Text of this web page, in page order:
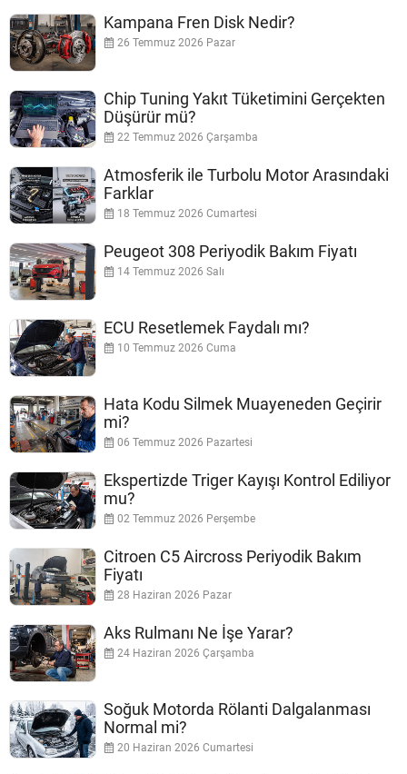
Kampana Fren Disk Nedir?
26 Temmuz 2026 Pazar
Chip Tuning Yakıt Tüketimini Gerçekten
Düşürür mü?
22 Temmuz 2026 Çarşamba
Atmosferik ile Turbolu Motor Arasındaki
Farklar
18 Temmuz 2026 Cumartesi
Peugeot 308 Periyodik Bakım Fiyatı
14 Temmuz 2026 Salı
ECU Resetlemek Faydalı mı?
10 Temmuz 2026 Cuma
Hata Kodu Silmek Muayeneden Geçirir
mi?
06 Temmuz 2026 Pazartesi
Ekspertizde Triger Kayışı Kontrol Ediliyor
mu?
02 Temmuz 2026 Perşembe
Citroen C5 Aircross Periyodik Bakım
Fiyatı
28 Haziran 2026 Pazar
Aks Rulmanı Ne İşe Yarar?
24 Haziran 2026 Çarşamba
Soğuk Motorda Rölanti Dalgalanması
Normal mi?
20 Haziran 2026 Cumartesi